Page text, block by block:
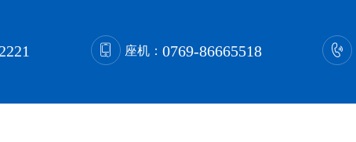
座机： 0769-86665518